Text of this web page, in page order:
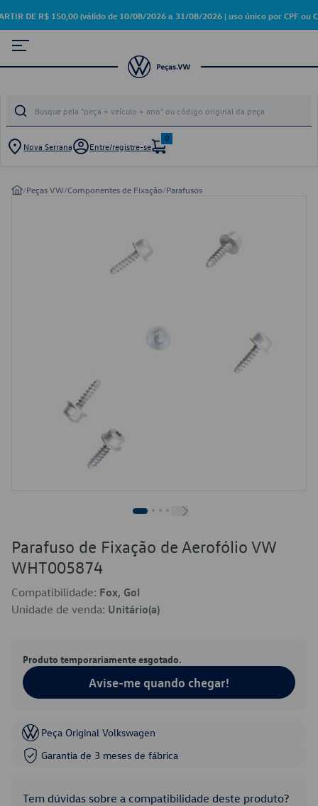
DE R$ 150,00 (válido de 10/08/2026 a 31/08/2026 | uso único por CPF ou
Nova Serrana Entre/registre-se
0
/Peças VW/Componentes de Fixação/Parafusos
Parafuso de Fixação de Aerofólio VW
WHT005874
Compatibilidade: Fox, Gol
Unidade de venda: Unitário(a)
Produto temporariamente esgotado.
Avise-me quando chegar!
Peça Original Volkswagen
Garantia de 3 meses de fábrica
Tem dúvidas sobre a compatibilidade deste produto?